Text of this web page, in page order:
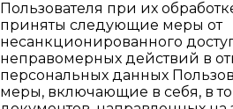
Пользователя при их
приняты следующие меры от
несанкционированного
неправомерных действий в
персональных данных
меры, включающие в себя, в